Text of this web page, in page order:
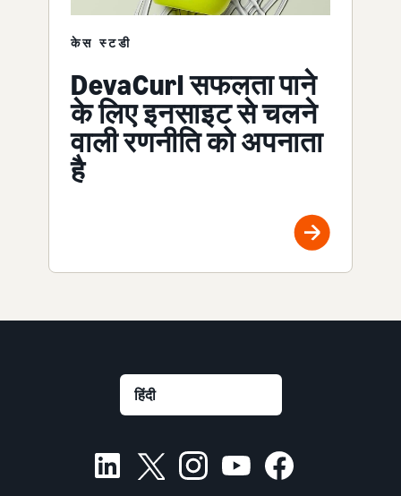
केस स्टडी
DevaCurl सफलता पाने
के लिए इनसाइट से चलने
वाली रणनीति को अपनाता
है